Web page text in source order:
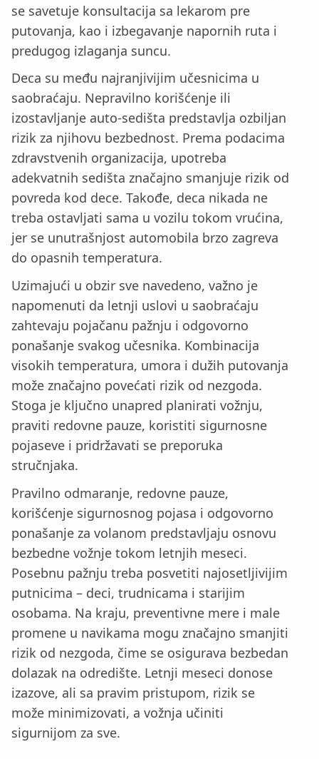
se savetuje konsultacija sa lekarom pre
putovanja, kao i izbegavanje napornih ruta i
predugog izlaganja suncu.
Deca su među najranjivijim učesnicima u
saobraćaju. Nepravilno korišćenje ili
izostavljanje auto-sedišta predstavlja ozbiljan
rizik za njihovu bezbednost. Prema podacima
zdravstvenih organizacija, upotreba
adekvatnih sedišta značajno smanjuje rizik od
povreda kod dece. Takođe, deca nikada ne
treba ostavljati sama u vozilu tokom vrućina,
jer se unutrašnjost automobila brzo zagreva
do opasnih temperatura.
Uzimajući u obzir sve navedeno, važno je
napomenuti da letnji uslovi u saobraćaju
zahtevaju pojačanu pažnju i odgovorno
ponašanje svakog učesnika. Kombinacija
visokih temperatura, umora i dužih putovanja
može značajno povećati rizik od nezgoda.
Stoga je ključno unapred planirati vožnju,
praviti redovne pauze, koristiti sigurnosne
pojaseve i pridržavati se preporuka
stručnjaka.
Pravilno odmaranje, redovne pauze,
korišćenje sigurnosnog pojasa i odgovorno
ponašanje za volanom predstavljaju osnovu
bezbedne vožnje tokom letnjih meseci.
Posebnu pažnju treba posvetiti najosetljivijim
putnicima – deci, trudnicama i starijim
osobama. Na kraju, preventivne mere i male
promene u navikama mogu značajno smanjiti
rizik od nezgoda, čime se osigurava bezbedan
dolazak na odredište. Letnji meseci donose
izazove, ali sa pravim pristupom, rizik se
može minimizovati, a vožnja učiniti
sigurnijom za sve.